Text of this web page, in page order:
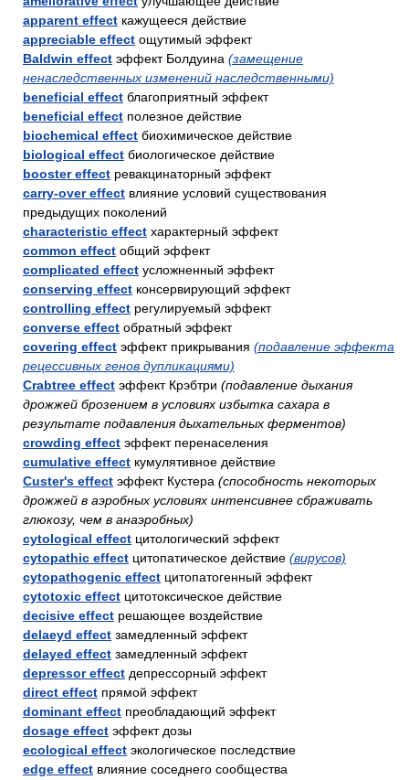
apparent effect кажущееся действие
appreciable effect ощутимый эффект
Baldwin effect эффект Болдуина (замещение
ненаследственных изменений наследственными)
beneficial effect благоприятный эффект
beneficial effect полезное действие
biochemical effect биохимическое действие
biological effect биологическое действие
booster effect ревакцинаторный эффект
carry-over effect влияние условий существования
предыдущих поколений
characteristic effect характерный эффект
common effect общий эффект
complicated effect усложненный эффект
conserving effect консервирующий эффект
controlling effect регулируемый эффект
converse effect обратный эффект
covering effect эффект прикрывания (подавление эффекта
рецессивных генов дупликациями)
Crabtree effect эффект Крэбтри (подавление дыхания
дрожжей брозением в условиях избытка сахара в
результате подавления дыхательных ферментов)
crowding effect эффект перенаселения
cumulative effect кумулятивное действие
Custer's effect эффект Кустера (способность некоторых
дрожжей в аэробных условиях интенсивнее сбраживать
глюкозу, чем в анаэробных)
cytological effect цитологический эффект
cytopathic effect цитопатическое действие (вирусов)
cytopathogenic effect цитопатогенный эффект
cytotoxic effect цитотоксическое действие
decisive effect решающее воздействие
delaeyd effect замедленный эффект
delayed effect замедленный эффект
depressor effect депрессорный эффект
direct effect прямой эффект
dominant effect преобладающий эффект
dosage effect эффект дозы
ecological effect экологическое последствие
edge effect влияние соседнего сообщества